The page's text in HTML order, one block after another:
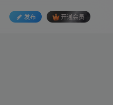
发布 开通会员